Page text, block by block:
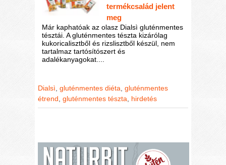
termékcsalád jelent
meg
Már kaphatóak az olasz Dialsì gluténmentes
tésztái. A gluténmentes tészta kizárólag
kukoricalisztből és rizslisztből készül, nem
tartalmaz tartósítószert és
adalékanyagokat....
Dialsì,gluténmentes diéta,gluténmentes
étrend,gluténmentes tészta, hirdetés